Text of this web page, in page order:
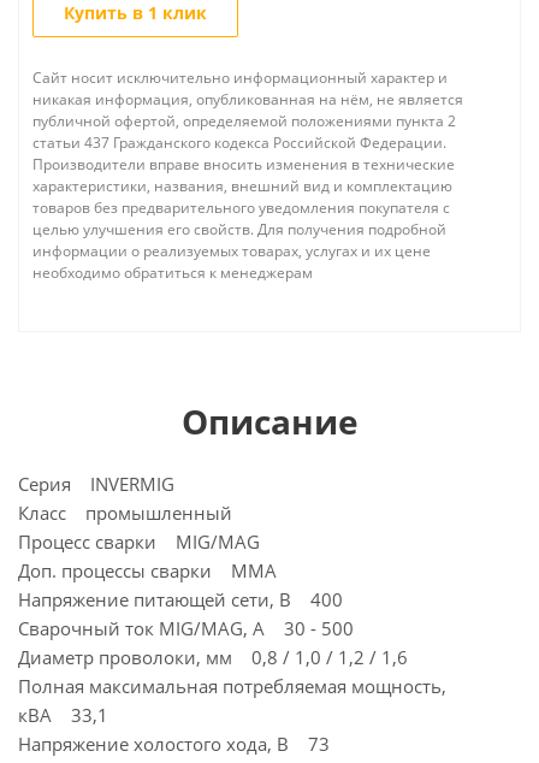
Купить в 1 клик
Сайт носит исключительно информационный характер и
никакая информация, опубликованная на нём, не является
публичной офертой, определяемой положениями пункта 2
статьи 437 Гражданского кодекса Российской Федерации.
Производители вправе вносить изменения в технические
характеристики, названия, внешний вид и комплектацию
товаров без предварительного уведомления покупателя с
целью улучшения его свойств. Для получения подробной
информации о реализуемых товарах, услугах и их цене
необходимо обратиться к менеджерам
Описание
Серия INVERMIG
Класс промышленный
Процесс сварки MIG/MAG
Доп. процессы сварки MMA
Напряжение питающей сети, В 400
Сварочный ток MIG/MAG, А 30 - 500
Диаметр проволоки, мм 0,8 / 1,0 / 1,2 / 1,6
Полная максимальная потребляемая мощность,
кВА 33,1
Напряжение холостого хода, В 73